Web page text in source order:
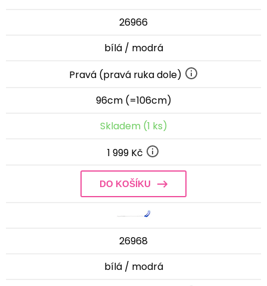
26966
bílá / modrá
Pravá (pravá ruka dole)
96cm (=106cm)
Skladem (1 ks)
1 999 Kč
DO KOŠÍKU
26968
bílá / modrá